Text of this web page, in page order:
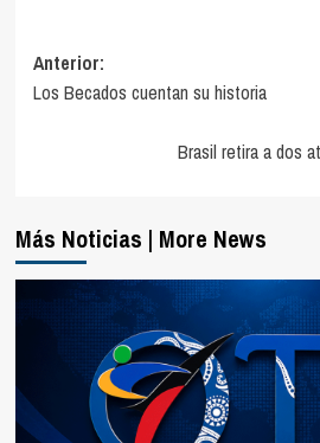
Navegación
de
Anterior:
Los Becados cuentan su historia
Brasil retira a dos
Más Noticias | More News